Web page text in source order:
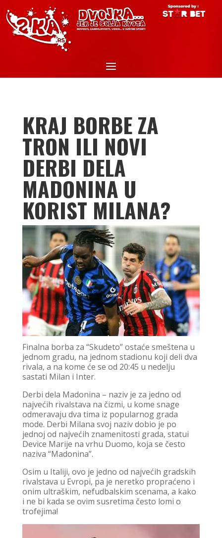
KRAJ BORBE ZA
TRON ILI NOVI
DERBI DELA
MADONINA U
KORIST MILANA?
Finalna borba za “Skudeto” ostaće smeštena u
jednom gradu, na jednom stadionu koji deli dva
rivala, a na kome će se od 20:45 u nedelju
sastati Milan i Inter.
Derbi dela Madonina – naziv je za jedno od
najvećih rivalstava na čizmi, u kome snage
odmeravaju dva tima iz popularnog grada
mode. Derbi Milana svoj naziv dobio je po
jednoj od najvećih znamenitosti grada, statui
Device Marije na vrhu Duomo, koja se često
naziva “Madonina”.
Osim u Italiji, ovo je jedno od najvećih gradskih
rivalstava u Evropi, pa je neretko propraćeno i
onim ultraškim, nefudbalskim scenama, a kako
i ne bi kada se ovim susretima često lomi o
trofejima!